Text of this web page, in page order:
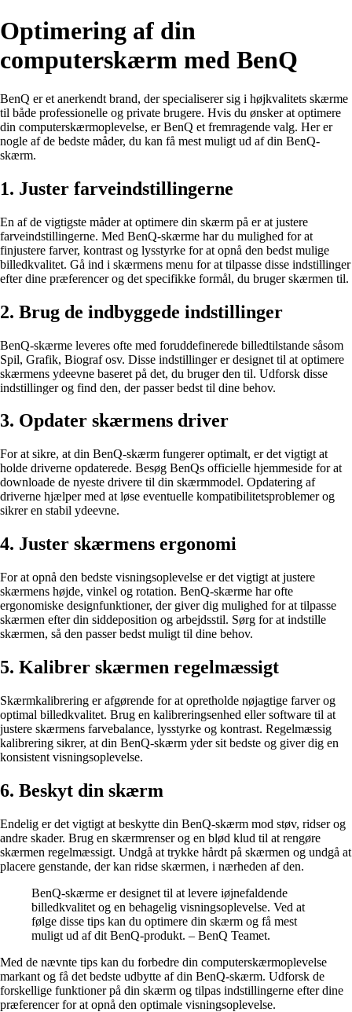
Optimering af din
computerskærm med BenQ
BenQ er et anerkendt brand, der specialiserer sig i højkvalitets skærme
til både professionelle og private brugere. Hvis du ønsker at optimere
din computerskærmoplevelse, er BenQ et fremragende valg. Her er
nogle af de bedste måder, du kan få mest muligt ud af din BenQ-
skærm.
1. Juster farveindstillingerne
En af de vigtigste måder at optimere din skærm på er at justere
farveindstillingerne. Med BenQ-skærme har du mulighed for at
finjustere farver, kontrast og lysstyrke for at opnå den bedst mulige
billedkvalitet. Gå ind i skærmens menu for at tilpasse disse indstillinger
efter dine præferencer og det specifikke formål, du bruger skærmen til.
2. Brug de indbyggede indstillinger
BenQ-skærme leveres ofte med foruddefinerede billedtilstande såsom
Spil, Grafik, Biograf osv. Disse indstillinger er designet til at optimere
skærmens ydeevne baseret på det, du bruger den til. Udforsk disse
indstillinger og find den, der passer bedst til dine behov.
3. Opdater skærmens driver
For at sikre, at din BenQ-skærm fungerer optimalt, er det vigtigt at
holde driverne opdaterede. Besøg BenQs officielle hjemmeside for at
downloade de nyeste drivere til din skærmmodel. Opdatering af
driverne hjælper med at løse eventuelle kompatibilitetsproblemer og
sikrer en stabil ydeevne.
4. Juster skærmens ergonomi
For at opnå den bedste visningsoplevelse er det vigtigt at justere
skærmens højde, vinkel og rotation. BenQ-skærme har ofte
ergonomiske designfunktioner, der giver dig mulighed for at tilpasse
skærmen efter din siddeposition og arbejdsstil. Sørg for at indstille
skærmen, så den passer bedst muligt til dine behov.
5. Kalibrer skærmen regelmæssigt
Skærmkalibrering er afgørende for at opretholde nøjagtige farver og
optimal billedkvalitet. Brug en kalibreringsenhed eller software til at
justere skærmens farvebalance, lysstyrke og kontrast. Regelmæssig
kalibrering sikrer, at din BenQ-skærm yder sit bedste og giver dig en
konsistent visningsoplevelse.
6. Beskyt din skærm
Endelig er det vigtigt at beskytte din BenQ-skærm mod støv, ridser og
andre skader. Brug en skærmrenser og en blød klud til at rengøre
skærmen regelmæssigt. Undgå at trykke hårdt på skærmen og undgå at
placere genstande, der kan ridse skærmen, i nærheden af den.
BenQ-skærme er designet til at levere iøjnefaldende
billedkvalitet og en behagelig visningsoplevelse. Ved at
følge disse tips kan du optimere din skærm og få mest
muligt ud af dit BenQ-produkt. – BenQ Teamet.
Med de nævnte tips kan du forbedre din computerskærmoplevelse
markant og få det bedste udbytte af din BenQ-skærm. Udforsk de
forskellige funktioner på din skærm og tilpas indstillingerne efter dine
præferencer for at opnå den optimale visningsoplevelse.